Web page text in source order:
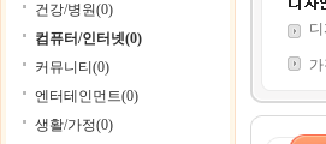
건강/병원(0)
컴퓨터/인터넷(0)
커뮤니티(0)
엔터테인먼트(0)
생활/가정(0)